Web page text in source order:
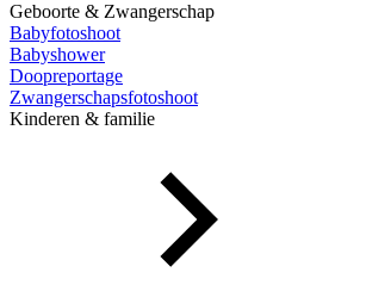
Geboorte & Zwangerschap
Babyfotoshoot
Babyshower
Doopreportage
Zwangerschapsfotoshoot
Kinderen & familie